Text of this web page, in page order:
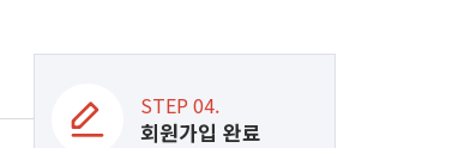
STEP 04.
회원가입 완료